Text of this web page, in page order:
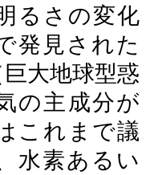
るさの変化
発見された
大地球型惑
の主成分が
これまで議
水素あるい